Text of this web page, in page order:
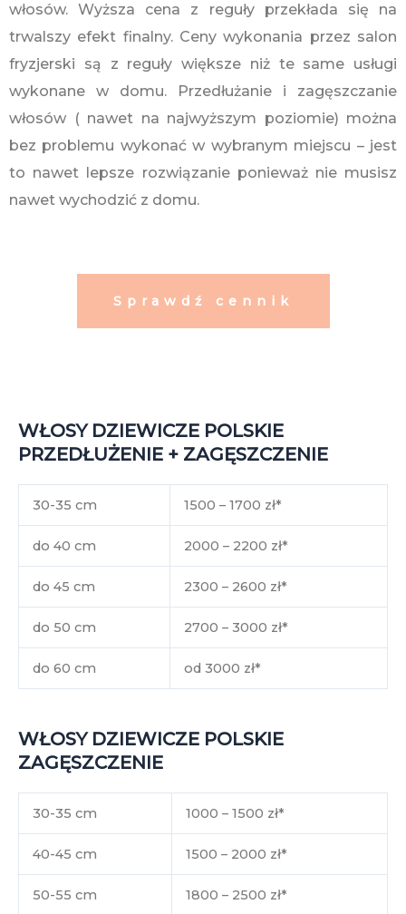
włosów. Wyższa cena z reguły przekłada się na
trwalszy efekt finalny. Ceny wykonania przez salon
fryzjerski są z reguły większe niż te same usługi
wykonane w domu. Przedłużanie i zagęszczanie
włosów ( nawet na najwyższym poziomie) można
bez problemu wykonać w wybranym miejscu – jest
to nawet lepsze rozwiązanie ponieważ nie musisz
nawet wychodzić z domu.
Sprawdź cennik
WŁOSY DZIEWICZE POLSKIE
PRZEDŁUŻENIE + ZAGĘSZCZENIE
30-35 cm 1500 – 1700 zł*
do 40 cm 2000 – 2200 zł*
do 45 cm 2300 – 2600 zł*
do 50 cm 2700 – 3000 zł*
do 60 cm od 3000 zł*
WŁOSY DZIEWICZE POLSKIE
ZAGĘSZCZENIE
30-35 cm 1000 – 1500 zł*
40-45 cm 1500 – 2000 zł*
50-55 cm 1800 – 2500 zł*